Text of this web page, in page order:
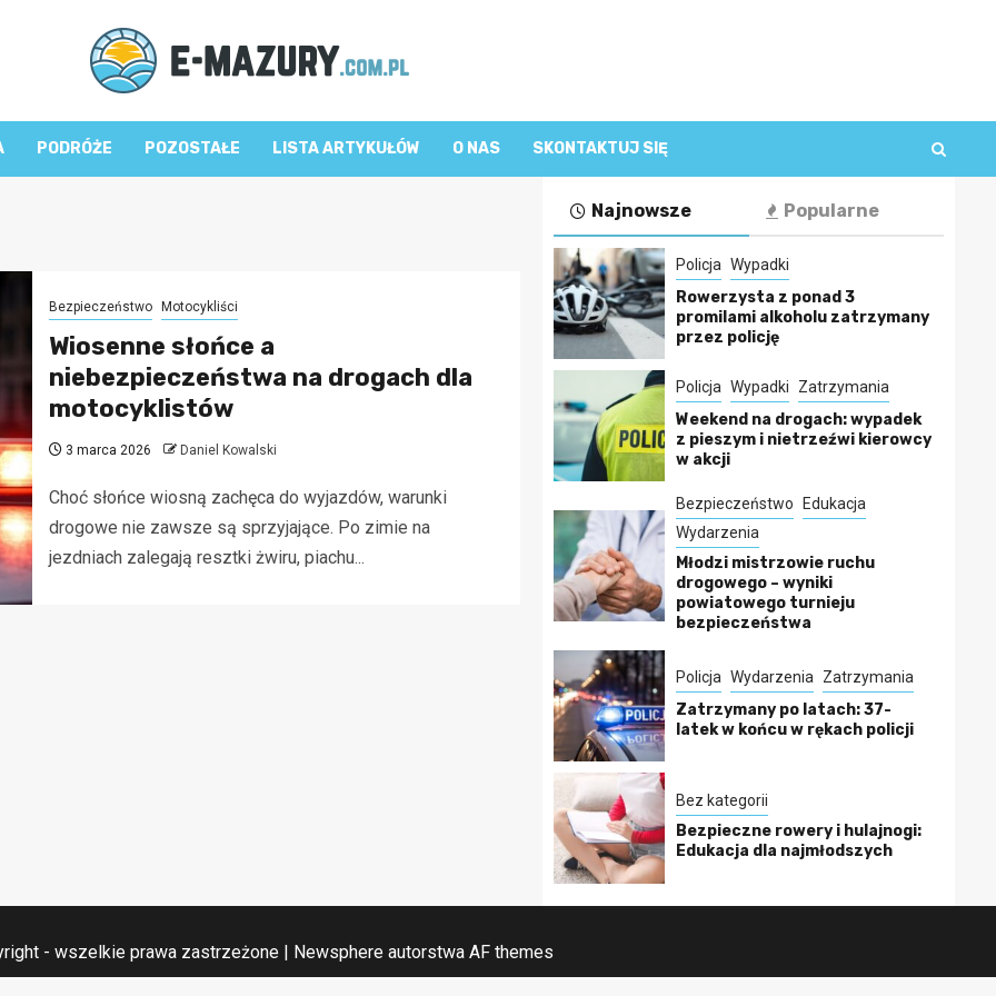
PODRÓŻE POZOSTAŁE LISTA ARTYKUŁÓW O NAS SKONTAKTUJ SIĘ
Bezpieczeństwo Motocykliści
Wiosenne słońce a
niebezpieczeństwa na drogach dla
motocyklistów
3 marca 2026 Daniel Kowalski
Choć słońce wiosną zachęca do wyjazdów, warunki
drogowe nie zawsze są sprzyjające. Po zimie na
jezdniach zalegają resztki żwiru, piachu...
Najnowsze Popularne
Policja Wypadki
Rowerzysta z ponad 3
promilami alkoholu zatrzymany
przez policję
Policja Wypadki Zatrzymania
Weekend na drogach: wypadek
z pieszym i nietrzeźwi kierowcy
w akcji
Bezpieczeństwo
Edukacja
Wydarzenia
Młodzi mistrzowie ruchu
drogowego – wyniki
powiatowego turnieju
bezpieczeństwa
Policja Wydarzenia Zatrzymania
Zatrzymany po latach: 37-
latek w końcu w rękach policji
Bez kategorii
Bezpieczne rowery i hulajnogi:
Edukacja dla najmłodszych
- wszelkie prawa zastrzeżone | Newsphereautorstwa AF themes